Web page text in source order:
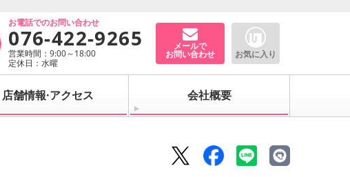
お電話でのお問い合わせ
076-422-9265
営業時間：9:00～18:00
定休日：水曜
メールで
お問い合わせ お気に入り
店舗情報·アクセス 会社概要